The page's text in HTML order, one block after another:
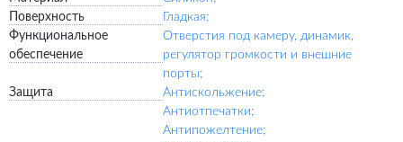
Поверхность
Гладкая;
Функциональное
обеспечение
Отверстия под камеру, динамик,
регулятор громкости и внешние
порты;
Защита
Антискольжение;
Антиотпечатки;
Антипожелтение;